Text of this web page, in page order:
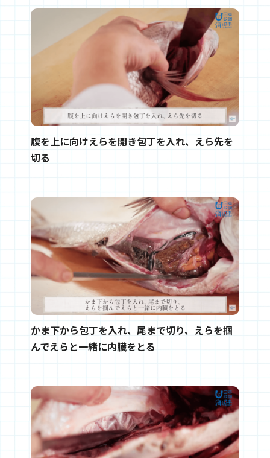
腹を上に向けえらを開き包丁を入れ、えら先を
切る
かま下から包丁を入れ、尾まで切り、えらを掴
んでえらと一緒に内臓をとる